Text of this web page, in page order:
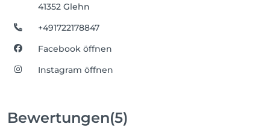
41352 Glehn
+491722178847
Facebook öffnen
Instagram öffnen
Bewertungen(5)